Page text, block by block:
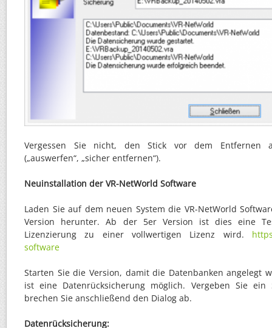
Vergessen Sie nicht, den Stick vor dem Entfernen
(„auswerfen“, „sicher entfernen“).
Neuinstallation der VR-NetWorld Software
Laden Sie auf dem neuen System die VR-NetWorld
Version herunter. Ab der 5er Version ist dies eine
Lizenzierung zu einer vollwertigen Lizenz wird.
software
Starten Sie die Version, damit die Datenbanken angelegt
ist eine Datenrücksicherung möglich. Vergeben Sie ein
brechen Sie anschließend den Dialog ab.
Datenrücksicherung: